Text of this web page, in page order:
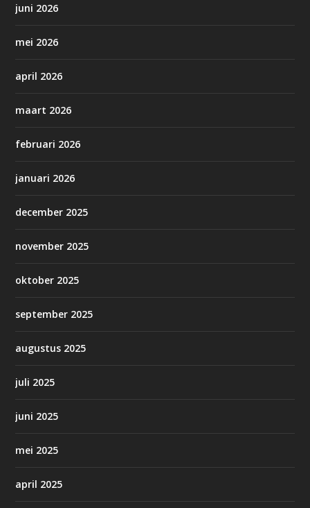
juni 2026
mei 2026
april 2026
maart 2026
februari 2026
januari 2026
december 2025
november 2025
oktober 2025
september 2025
augustus 2025
juli 2025
juni 2025
mei 2025
april 2025